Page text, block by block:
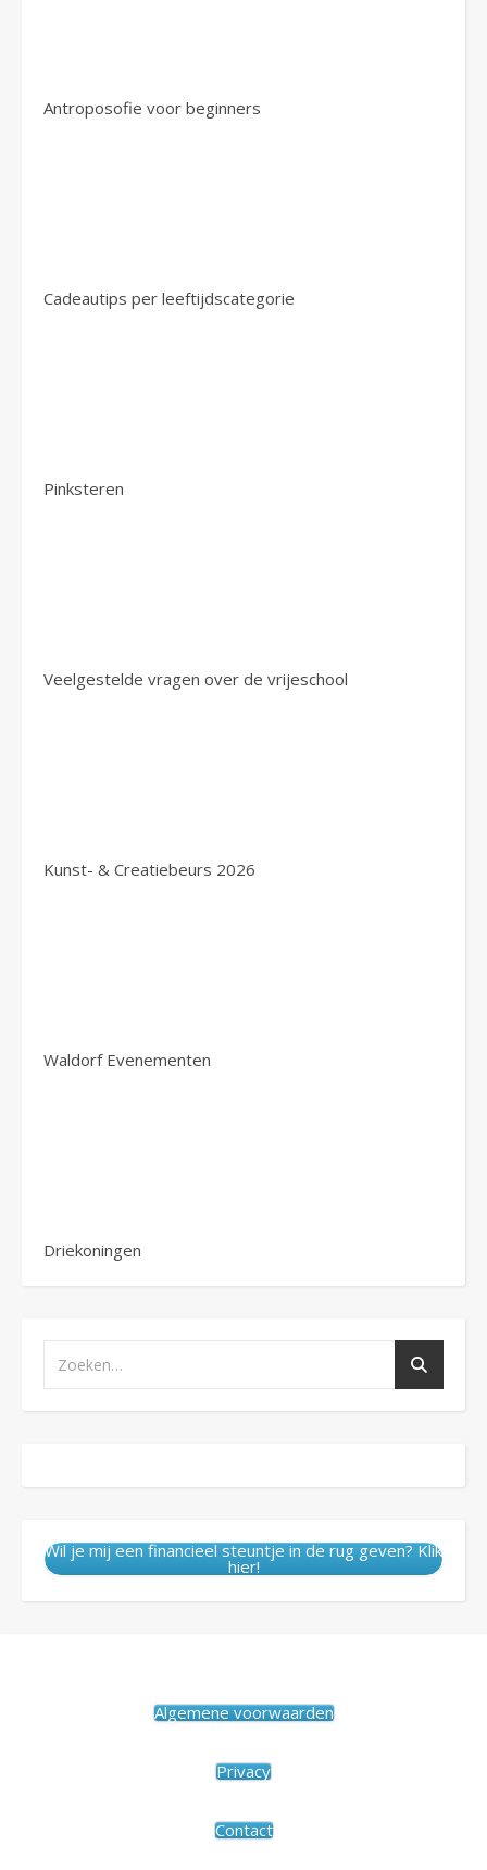
Antroposofie voor beginners
Cadeautips per leeftijdscategorie
Pinksteren
Veelgestelde vragen over de vrijeschool
Kunst- & Creatiebeurs 2026
Waldorf Evenementen
Driekoningen
Wil je mij een financieel steuntje in de rug geven? Klik
hier!
Algemene voorwaarden
Privacy
Contact